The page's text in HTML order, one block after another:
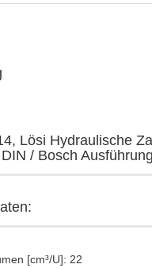
Lösi Hydraulische
/ Bosch Ausführung
[cm³/U]: 22